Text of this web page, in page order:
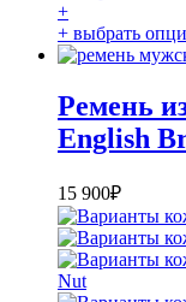
+
+ выбрать
Ремень
English
15 900₽